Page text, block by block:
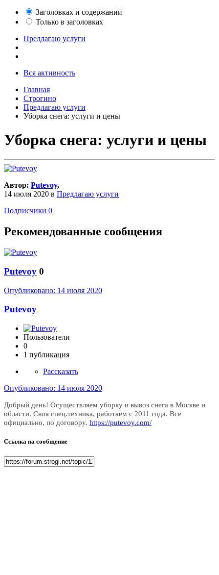
Заголовках и содержании
Только в заголовках
Предлагаю услуги
Вся активность
Главная
Строгино
Предлагаю услуги
Уборка снега: услуги и цены
Уборка снега: услуги и цены
Автор: Putevoy,
14 июля 2020 в Предлагаю услуги
Подписчики 0
Рекомендованные сообщения
Putevoy 0
Опубликовано: 14 июля 2020
Putevoy
Пользователи
0
1 публикация
Рассказать
Опубликовано: 14 июля 2020
Добрый день! Осуществляем уборку и вывоз снега в Москве и
области. Своя спец.техника, работаем с 2011 года. Все
официально, по договору. https://putevoy.com/
Ссылка на сообщение